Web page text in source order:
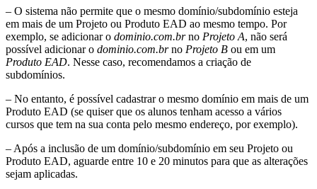
– O sistema não permite que o mesmo domínio/subdomínio esteja
em mais de um Projeto ou Produto EAD ao mesmo tempo. Por
exemplo, se adicionar o dominio.com.brno Projeto A, não será
possível adicionar o dominio.com.brno Projeto B ou em um
Produto EAD. Nesse caso, recomendamos a criação de
subdomínios.
– No entanto, é possível cadastrar o mesmo domínio em mais de um
Produto EAD (se quiser que os alunos tenham acesso a vários
cursos que tem na sua conta pelo mesmo endereço, por exemplo).
– Após a inclusão de um domínio/subdomínio em seu Projeto ou
Produto EAD, aguarde entre 10 e 20 minutos para que as alterações
sejam aplicadas.